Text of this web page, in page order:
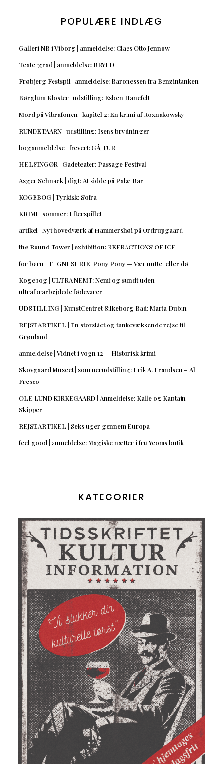
POPULÆRE INDLÆG
Galleri NB i Viborg | anmeldelse: Claes Otto Jennow
Teatergrad | anmeldelse: BRYLD
Frøbjerg Festspil | anmeldelse: Baronessen fra Benzintanken
Børglum Kloster | udstilling: Esben Hanefelt
Mord på Vibrafonen | kapitel 2: En krimi af Roxnakowsky
RUNDETAARN | udstilling: Isens brydninger
boganmeldelse | frevert: GÅ TUR
HELSINGØR | Gadeteater: Passage Festival
Asger Schnack | digt: At sidde på Palæ Bar
KOGEBOG | Tyrkisk: Sofra
KRIMI | sommer: Efterspillet
artikel | Nyt hovedværk af Hammershøi på Ordrupgaard
the Round Tower | exhibition: REFRACTIONS OF ICE
for børn | TEGNESERIE: Pony Pony — Vær nuttet eller dø
Kogebog | ULTRA NEMT: Nemt og sundt uden
ultraforarbejdede fødevarer
UDSTILLING | KunstCentret Silkeborg Bad: Maria Dubin
REJSEARTIKEL | En storslået og tankevækkende rejse til
Grønland
anmeldelse | Vidnet i vogn 12 — Historisk krimi
Skovgaard Museet | sommerudstilling: Erik A. Frandsen – Al
Fresco
OLE LUND KIRKEGAARD | Anmeldelse: Kalle og Kaptajn
Skipper
REJSEARTIKEL | Seks uger gennem Europa
feel good | anmeldelse: Magiske nætter i fru Yeoms butik
KATEGORIER